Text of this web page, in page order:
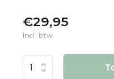
€29,95
Incl. btw